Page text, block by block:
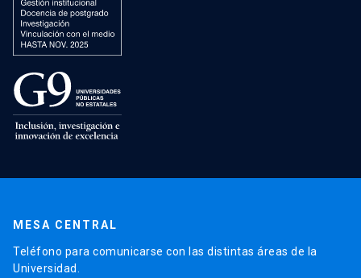
MESA CENTRAL
Teléfono para comunicarse con las distintas áreas de la
Universidad.